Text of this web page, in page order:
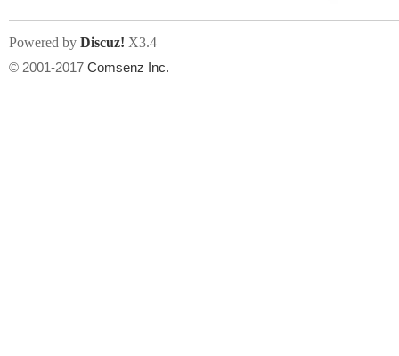
Powered by Discuz! X3.4
© 2001-2017 Comsenz Inc.